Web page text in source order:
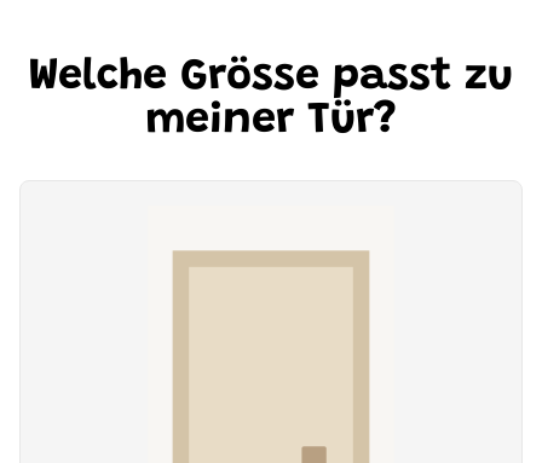
Welche Grösse passt zu
meiner Tür?